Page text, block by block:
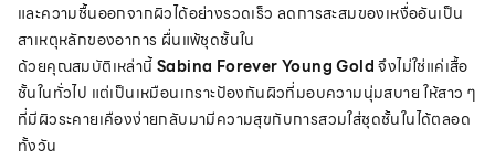
และความชื้นออกจากผิวได้อย่างรวดเร็ว ลดการสะสมของเหงื่ออันเป็น
สาเหตุหลักของอาการ ผื่นแพ้ชุดชั้นใน
ด้วยคุณสมบัติเหล่านี้Sabina Forever Young Goldจึงไม่ใช่แค่เสื้อ
ชั้นในทั่วไป แต่เป็นเหมือนเกราะป้องกันผิวที่มอบความนุ่มสบาย ให้สาว ๆ
ที่มีผิวระคายเคืองง่ายกลับมามีความสุขกับการสวมใส่ชุดชั้นในได้ตลอด
ทั้งวัน